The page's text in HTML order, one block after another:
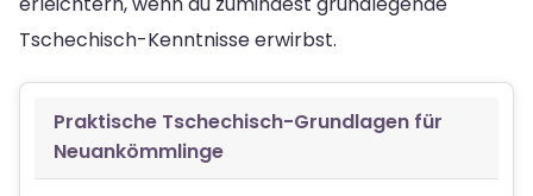
Tschechisch-Kenntnisse erwirbst.
Praktische Tschechisch-Grundlagen für
Neuankömmlinge